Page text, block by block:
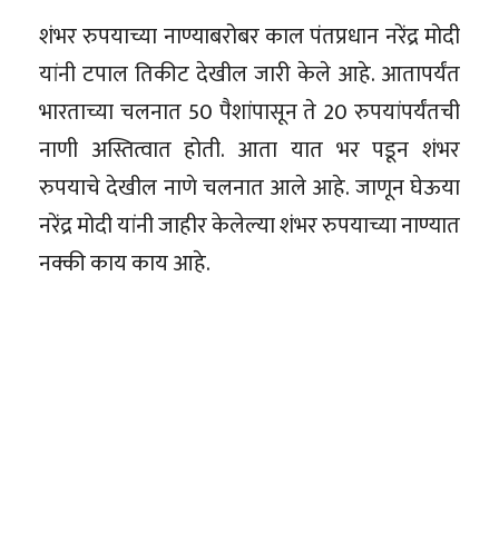
शंभर रुपयाच्या नाण्याबरोबर काल पंतप्रधान नरेंद्र मोदी
यांनी टपाल तिकीट देखील जारी केले आहे. आतापर्यंत
भारताच्या चलनात 50 पैशांपासून ते 20 रुपयांपर्यंतची
नाणी अस्तित्वात होती. आता यात भर पडून शंभर
रुपयाचे देखील नाणे चलनात आले आहे. जाणून घेऊया
नरेंद्र मोदी यांनी जाहीर केलेल्या शंभर रुपयाच्या नाण्यात
नक्की काय काय आहे.